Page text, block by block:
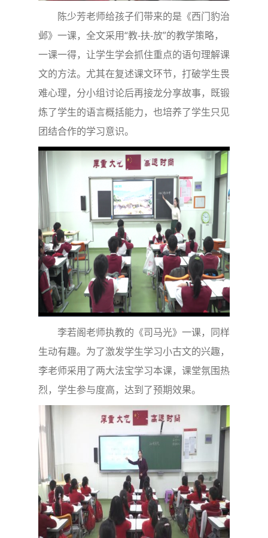
陈少芳老师给孩子们带来的是《西门豹治
邺》一课，全文采用“教-扶-放”的教学策略，
一课一得，让学生学会抓住重点的语句理解课
文的方法。尤其在复述课文环节，打破学生畏
难心理，分小组讨论后再接龙分享故事，既锻
炼了学生的语言概括能力，也培养了学生只见
团结合作的学习意识。
李若阁老师执教的《司马光》一课，同样
生动有趣。为了激发学生学习小古文的兴趣，
李老师采用了两大法宝学习本课，课堂氛围热
烈，学生参与度高，达到了预期效果。